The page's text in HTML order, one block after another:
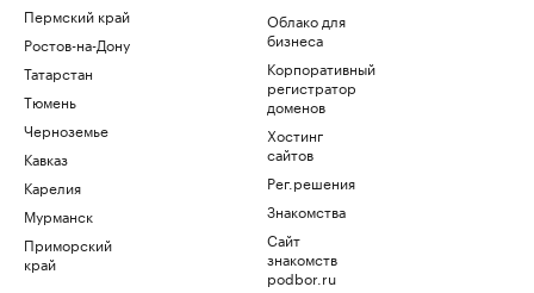
Пермский край
Ростов-на-Дону
Татарстан
Тюмень
Черноземье
Кавказ
Карелия
Мурманск
Приморский
край
Облако для
бизнеса
Корпоративный
регистратор
доменов
Хостинг
сайтов
Рег.решения
Знакомства
Сайт
знакомств
podbor.ru